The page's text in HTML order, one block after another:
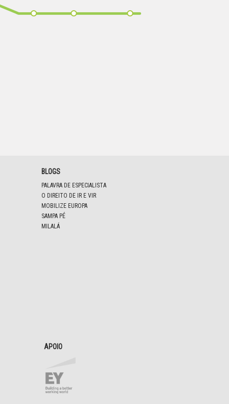
BLOGS
PALAVRA DE ESPECIALISTA
O DIREITO DE IR E VIR
MOBILIZE EUROPA
SAMPA PÉ
MILALÁ
APOIO